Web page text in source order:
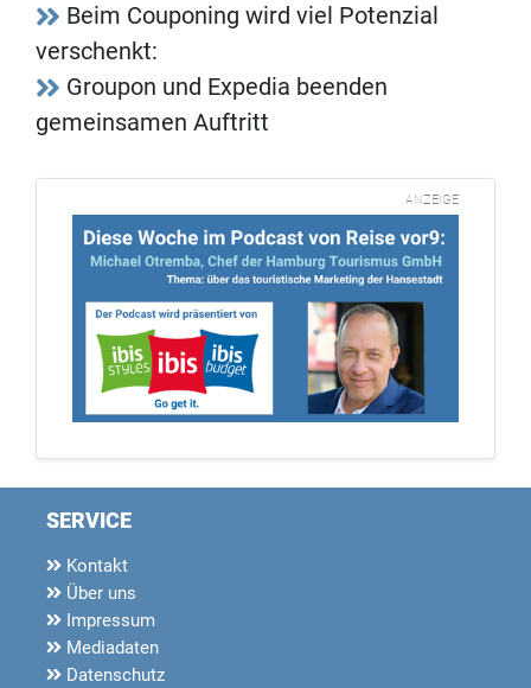
Beim Couponing wird viel Potenzial
verschenkt:
Groupon und Expedia beenden
gemeinsamen Auftritt
ANZEIGE
SERVICE
Kontakt
Über uns
Impressum
Mediadaten
Datenschutz